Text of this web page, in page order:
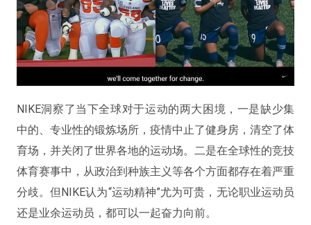
NIKE洞察了当下全球对于运动的两大困境，一是缺少集
中的、专业性的锻炼场所，疫情中止了健身房，清空了体
育场，并关闭了世界各地的运动场。二是在全球性的竞技
体育赛事中，从政治到种族主义等各个方面都存在着严重
分歧。但NIKE认为“运动精神”尤为可贵，无论职业运动员
还是业余运动员，都可以一起奋力向前。